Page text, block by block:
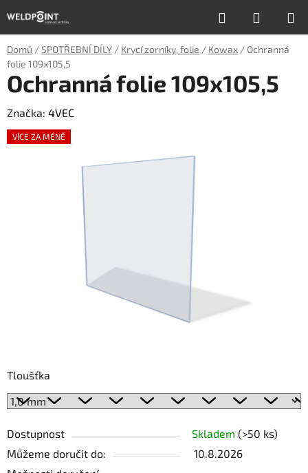
na
obsah
Hledat
KOŠÍK
Domů /SPOTŘEBNÍ DÍLY / Krycí zorníky, folie / Kowax / Ochranná
folie 109x105,5
Tloušťka
Dostupnost Skladem (>50 ks)
Můžeme doručit do:
10.8.2026
Ochranná folie 109x105,5
Značka: 4VEC
VÍCE ZA MÉNĚ